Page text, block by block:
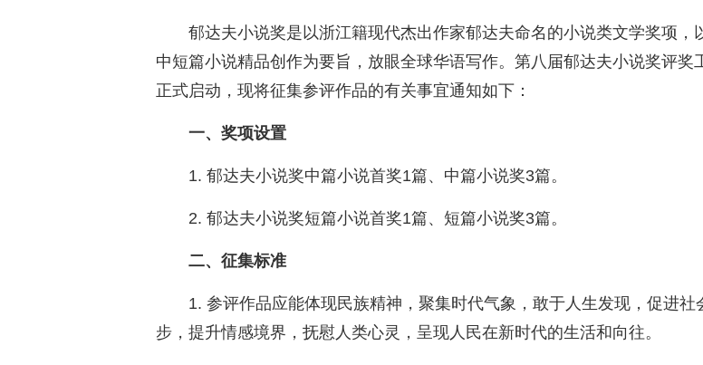
郁达夫小说奖是以浙江籍现代杰出作家郁达夫命名的小说类文学奖项，
中短篇小说精品创作为要旨，放眼全球华语写作。第八届郁达夫小说奖评奖
正式启动，现将征集参评作品的有关事宜通知如下：
一、奖项设置
1. 郁达夫小说奖中篇小说首奖1篇、中篇小说奖3篇。
2. 郁达夫小说奖短篇小说首奖1篇、短篇小说奖3篇。
二、征集标准
1. 参评作品应能体现民族精神，聚集时代气象，敢于人生发现，促进社
步，提升情感境界，抚慰人类心灵，呈现人民在新时代的生活和向往。